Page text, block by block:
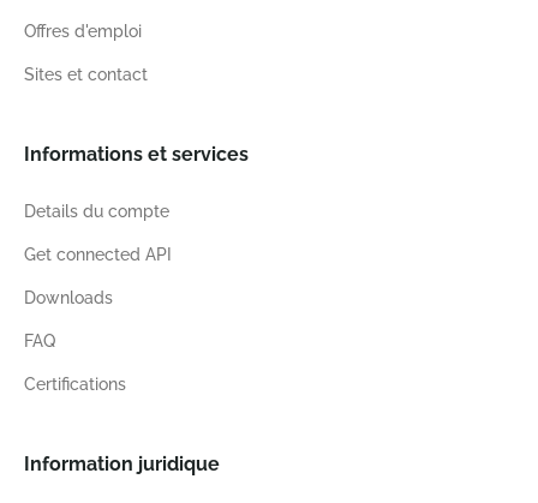
Offres d'emploi
Sites et contact
Informations et services
Details du compte
Get connected API
Downloads
FAQ
Certifications
Information juridique